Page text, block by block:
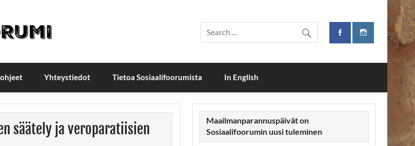
Sosiaalifoorumi
26.–27.9.2026
Yhteystiedot Tietoa Sosiaalifoorumista In English
säätely ja veroparatiisien
Maailmanparannuspäivät on
Sosiaalifoorumin uusi tuleminen